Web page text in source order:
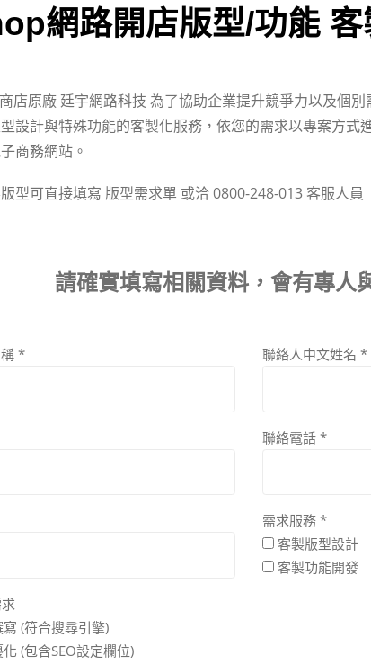
網路開店版型/功能 客
店原廠 廷宇網路科技 為了協助企業提升競爭力以及個
設計與特殊功能的客製化服務，依您的需求以專案方式
商務網站。
型可直接填寫 版型需求單 或洽 0800-248-013 客服人員
請確實填寫相關資料，會有專人
*
(符合搜尋引擎)
(包含SEO設定欄位)
聯絡人中文姓名 *
聯絡電話 *
需求服務 *
客製版型設計
客製功能開發